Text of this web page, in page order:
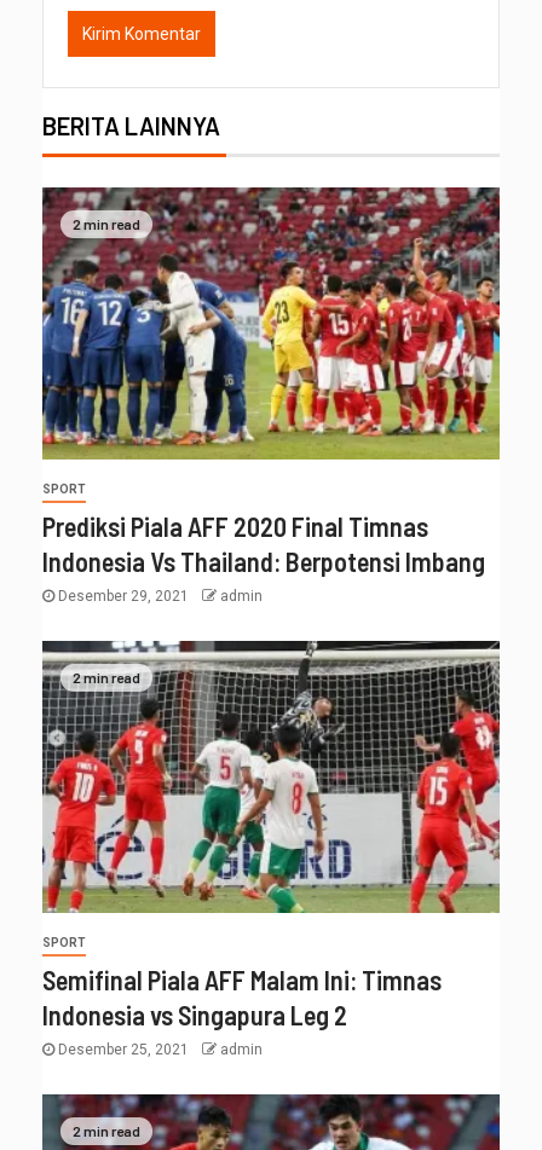
BERITA LAINNYA
2 min read
SPORT
Prediksi Piala AFF 2020 Final Timnas
Indonesia Vs Thailand: Berpotensi Imbang
Desember 29, 2021 admin
2 min read
SPORT
Semifinal Piala AFF Malam Ini: Timnas
Indonesia vs Singapura Leg 2
Desember 25, 2021 admin
2 min read